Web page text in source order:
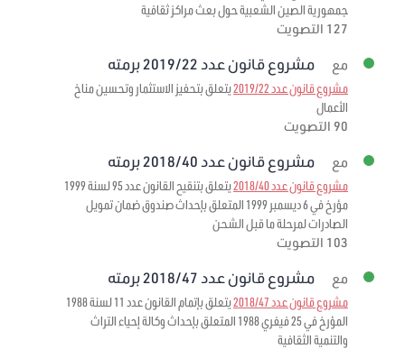
جمهورية الصين الشعبية حول بعث مراكز ثقافية
127 التصويت
مع مشروع قانون عدد 2019/22 برمته
مشروع قانون عدد 2019/22
يتعلق بتحفيز الاستثمار وتحسين مناخ
الأعمال
90 التصويت
مع مشروع قانون عدد 2018/40 برمته
مشروع قانون عدد 2018/40
يتعلق بتنقيح القانون عدد 95 لسنة 1999
مؤرخ في 6 ديسمبر 1999 المتعلق بإحداث صندوق ضمان تمويل
الصادرات لمرحلة ما قبل الشحن
103 التصويت
مع مشروع قانون عدد 2018/47 برمته
مشروع قانون عدد 2018/47
يتعلق بإتمام القانون عدد 11 لسنة 1988
المؤرخ في 25 فيفري 1988 المتعلق بإحداث وكالة إحياء التراث
والتنمية الثقافية